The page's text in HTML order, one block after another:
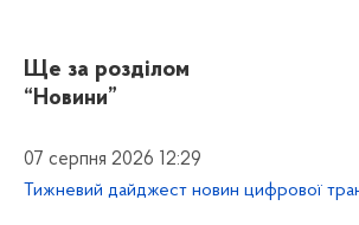
Ще за розділом
“Новини”
07 серпня 2026 12:29
Тижневий дайджест новин цифрової